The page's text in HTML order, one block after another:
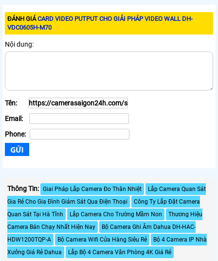
ĐÁNH GIÁCARD VIDEO PUTPUT CHO GIẢI PHÁP VIDEO WALL DH-
VDC0605H-M70
Nội dung:
Tên:
Email:
Phone:
Thông Tin: Giai Pháp Lắp Camera Đo Thân Nhiệt
Lắp Camera Quan Sát
Gia Rẻ Cho Gia Đình Giám Sát Qua Điện Thoại
Công Ty Lắp Đặt Camera
Quan Sát Tại Hà Tĩnh
Lắp Camera Cho Trường Mầm Non
Thương Hiệu
Camera Bán Chạy Nhất Hiện Nay
Bộ Camera Ghi Âm Dahua DH-HAC-
HDW1200TQP-A
Bộ Camera Wifi Cửa Hàng Siêu Rẻ
Bộ 4 Camera IP Nhà
Xưởng Giá Rẻ Dahua
Lắp Bộ 4 Camera Văn Phòng 4K Giá Rẻ